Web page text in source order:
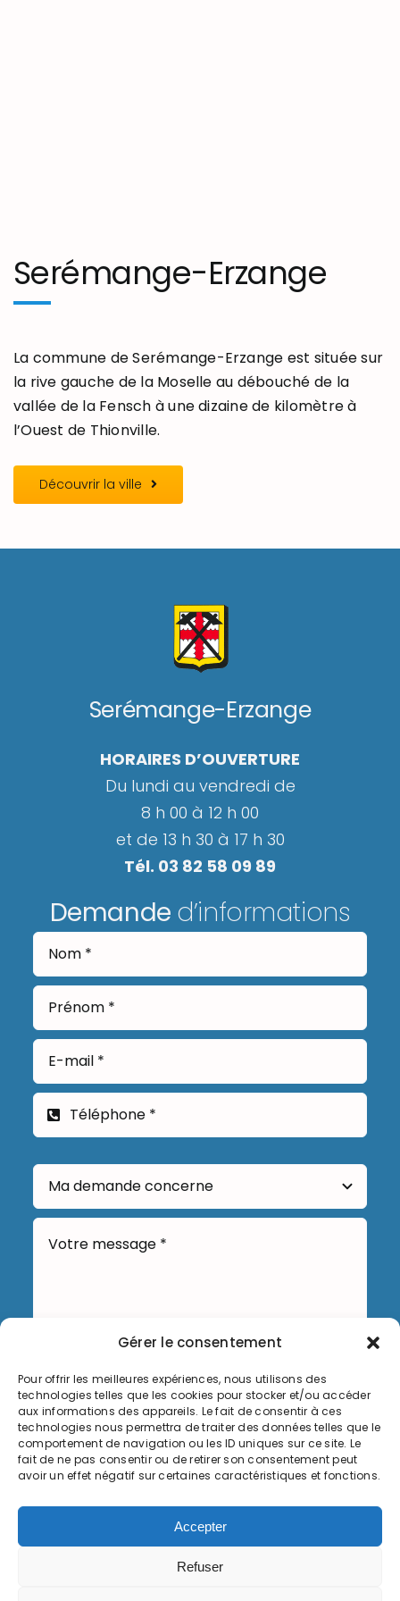
Gérer le consentement
Pour offrir les meilleures expériences, nous utilisons des
technologies telles que les cookies pour stocker et/ou accéder
aux informations des appareils. Le fait de consentir à ces
technologies nous permettra de traiter des données telles que le
comportement de navigation ou les ID uniques sur ce site. Le
fait de ne pas consentir ou de retirer son consentement peut
avoir un effet négatif sur certaines caractéristiques et fonctions.
Accepter
Refuser
Serémange-Erzange
La commune de Serémange-Erzange est située sur
la rive gauche de la Moselle au débouché de la
vallée de la Fensch à une dizaine de kilomètre à
l’Ouest de Thionville.
Découvrir la ville
Serémange-Erzange
HORAIRES D’OUVERTURE
Du lundi au vendredi de
8 h 00 à 12 h 00
et de 13 h 30 à 17 h 30
Tél. 03 82 58 09 89
Demande d’informations
Envoyer
Informations légales
Politique de cookies (UE)
© Copyright 2026, Commune de Serémange-Erzange,